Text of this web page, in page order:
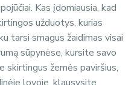
Kas įdomiausia, kad
užduotys, kurias
tarsi smagus žaidimas visai
sūpynėse, kursite savo
skirtingus žemės paviršius,